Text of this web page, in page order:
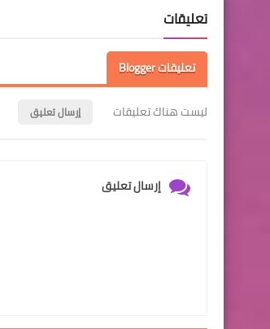
تعليقات
تعليقات Blogger
ليست هناك تعليقات إرسال تعليق
إرسال تعليق